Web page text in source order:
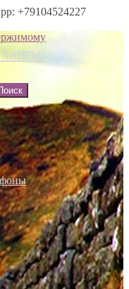
+79104524227